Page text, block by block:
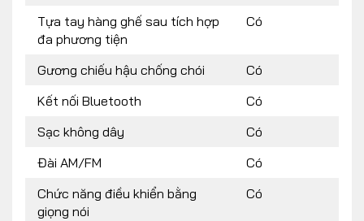
Tựa tay hàng ghế sau tích hợp
đa phương tiện
Có
Gương chiếu hậu chống chói
Có
Kết nối Bluetooth
Có
Sạc không dây
Có
Đài AM/FM
Có
Chức năng điều khiển bằng
giọng nói
Có